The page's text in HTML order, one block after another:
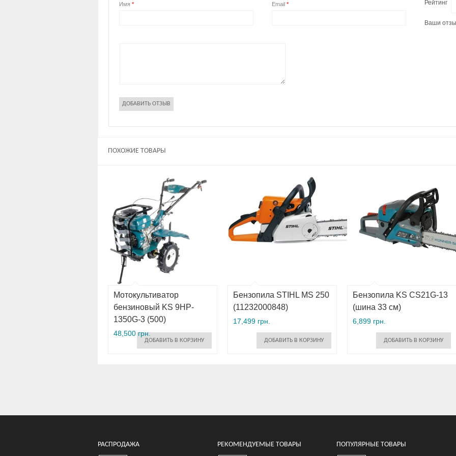
Имя * Email * Рейтинг
Ваши
ПОХОЖИЕ ТОВАРЫ
Мотокультиватор
бензиновый KS 9HP-
1350G-3 (500)
48,500 грн.
ДОБАВИТЬ В КОРЗИНУ
Бензопила STIHL MS 250
(11232000848)
17,499 грн.
ДОБАВИТЬ В КОРЗИНУ
Бензопила KS CS21G-13
(шина 33 см)
6,899 грн.
ДОБАВИТЬ В КОРЗИНУ
РАСПРОДАЖА РЕКОМЕНДУЕМЫЕ ТОВАРЫ ПОПУЛЯРНЫЕ ТОВАРЫ